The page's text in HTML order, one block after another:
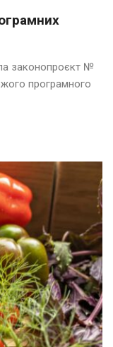
законопроєкт №
програмного